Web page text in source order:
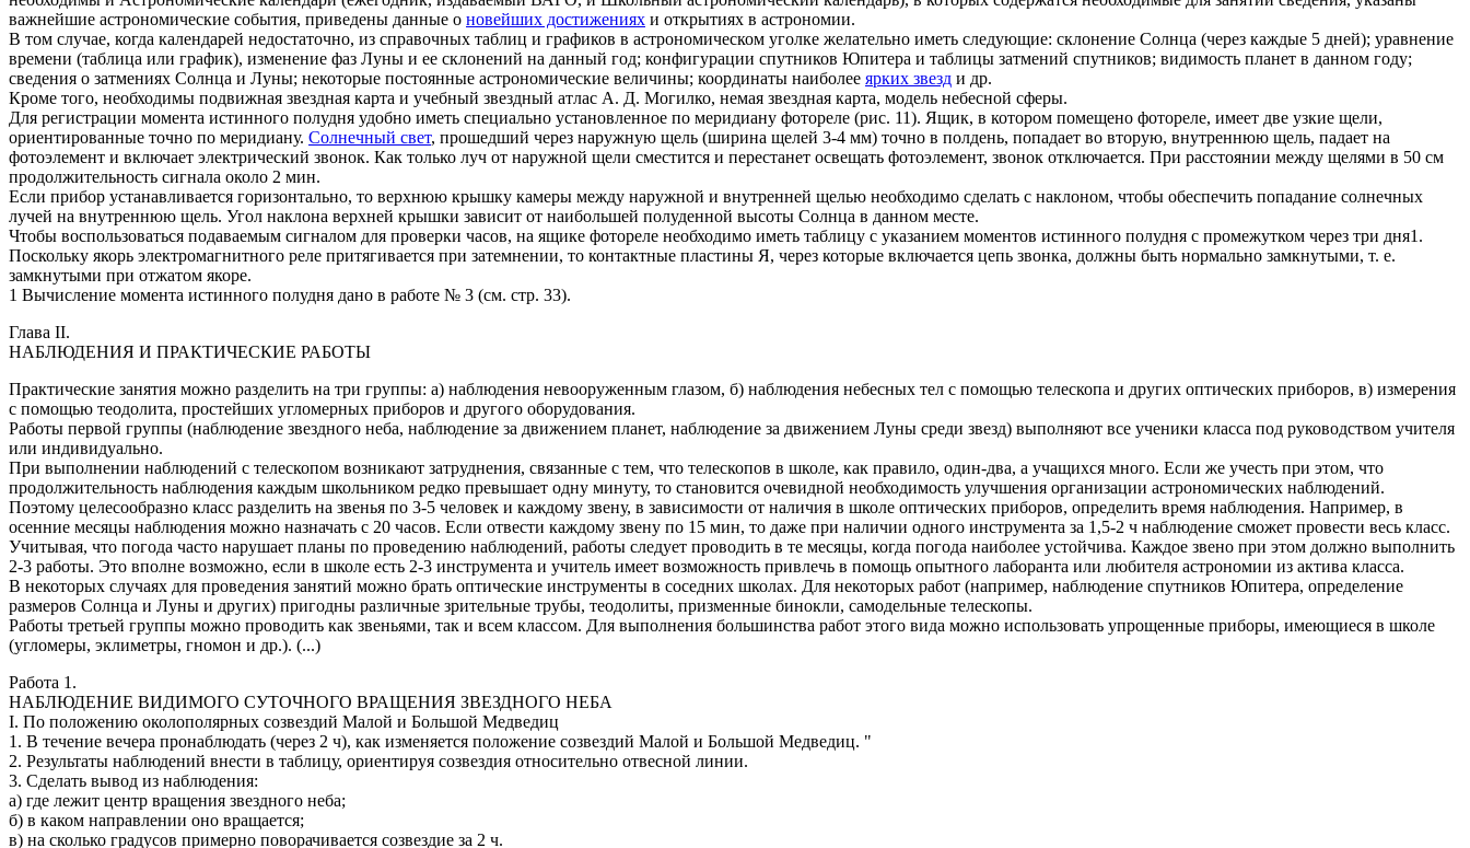
важнейшие астрономические события, приведены данные о новейших достижениях и открытиях в астрономии.
В том случае, когда календарей недостаточно, из справочных таблиц и графиков в астрономическом уголке желательно иметь следующие: склонение Солнца (через каждые 5 дней); уравнение
времени (таблица или график), изменение фаз Луны и ее склонений на данный год; конфигурации спутников Юпитера и таблицы затмений спутников; видимость планет в данном году;
сведения о затмениях Солнца и Луны; некоторые постоянные астрономические величины; координаты наиболее ярких звезд и др.
Кроме того, необходимы подвижная звездная карта и учебный звездный атлас А. Д. Могилко, немая звездная карта, модель небесной сферы.
Для регистрации момента истинного полудня удобно иметь специально установленное по меридиану фотореле (рис. 11). Ящик, в котором помещено фотореле, имеет две узкие щели,
ориентированные точно по меридиану. Солнечный свет, прошедший через наружную щель (ширина щелей 3-4 мм) точно в полдень, попадает во вторую, внутреннюю щель, падает на
фотоэлемент и включает электрический звонок. Как только луч от наружной щели сместится и перестанет освещать фотоэлемент, звонок отключается. При расстоянии между щелями в 50 см
продолжительность сигнала около 2 мин.
Если прибор устанавливается горизонтально, то верхнюю крышку камеры между наружной и внутренней щелью необходимо сделать с наклоном, чтобы обеспечить попадание солнечных
лучей на внутреннюю щель. Угол наклона верхней крышки зависит от наибольшей полуденной высоты Солнца в данном месте.
Чтобы воспользоваться подаваемым сигналом для проверки часов, на ящике фотореле необходимо иметь таблицу с указанием моментов истинного полудня с промежутком через три дня1.
Поскольку якорь электромагнитного реле притягивается при затемнении, то контактные пластины Я, через которые включается цепь звонка, должны быть нормально замкнутыми, т. е.
замкнутыми при отжатом якоре.
1 Вычисление момента истинного полудня дано в работе № 3 (см. стр. 33).
Глава II.
НАБЛЮДЕНИЯ И ПРАКТИЧЕСКИЕ РАБОТЫ
Практические занятия можно разделить на три группы: а) наблюдения невооруженным глазом, б) наблюдения небесных тел с помощью телескопа и других оптических приборов, в) измерения
с помощью теодолита, простейших угломерных приборов и другого оборудования.
Работы первой группы (наблюдение звездного неба, наблюдение за движением планет, наблюдение за движением Луны среди звезд) выполняют все ученики класса под руководством учителя
или индивидуально.
При выполнении наблюдений с телескопом возникают затруднения, связанные с тем, что телескопов в школе, как правило, один-два, а учащихся много. Если же учесть при этом, что
продолжительность наблюдения каждым школьником редко превышает одну минуту, то становится очевидной необходимость улучшения организации астрономических наблюдений.
Поэтому целесообразно класс разделить на звенья по 3-5 человек и каждому звену, в зависимости от наличия в школе оптических приборов, определить время наблюдения. Например, в
осенние месяцы наблюдения можно назначать с 20 часов. Если отвести каждому звену по 15 мин, то даже при наличии одного инструмента за 1,5-2 ч наблюдение сможет провести весь класс.
Учитывая, что погода часто нарушает планы по проведению наблюдений, работы следует проводить в те месяцы, когда погода наиболее устойчива. Каждое звено при этом должно выполнить
2-3 работы. Это вполне возможно, если в школе есть 2-3 инструмента и учитель имеет возможность привлечь в помощь опытного лаборанта или любителя астрономии из актива класса.
В некоторых случаях для проведения занятий можно брать оптические инструменты в соседних школах. Для некоторых работ (например, наблюдение спутников Юпитера, определение
размеров Солнца и Луны и других) пригодны различные зрительные трубы, теодолиты, призменные бинокли, самодельные телескопы.
Работы третьей группы можно проводить как звеньями, так и всем классом. Для выполнения большинства работ этого вида можно использовать упрощенные приборы, имеющиеся в школе
(угломеры, эклиметры, гномон и др.). (...)
Работа 1.
НАБЛЮДЕНИЕ ВИДИМОГО СУТОЧНОГО ВРАЩЕНИЯ ЗВЕЗДНОГО НЕБА
I. По положению околополярных созвездий Малой и Большой Медведиц
1. В течение вечера пронаблюдать (через 2 ч), как изменяется положение созвездий Малой и Большой Медведиц. "
2. Результаты наблюдений внести в таблицу, ориентируя созвездия относительно отвесной линии.
3. Сделать вывод из наблюдения:
а) где лежит центр вращения звездного неба;
б) в каком направлении оно вращается;
в) на сколько градусов примерно поворачивается созвездие за 2 ч.